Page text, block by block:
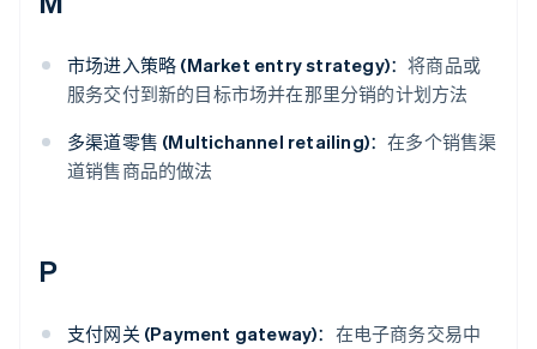
市场进入策略 (Market entry strategy)：将商品或
服务交付到新的目标市场并在那里分销的计划方法
多渠道零售 (Multichannel retailing)：在多个销售渠
道销售商品的做法
P
支付网关 (Payment gateway)： 在电子商务交易中